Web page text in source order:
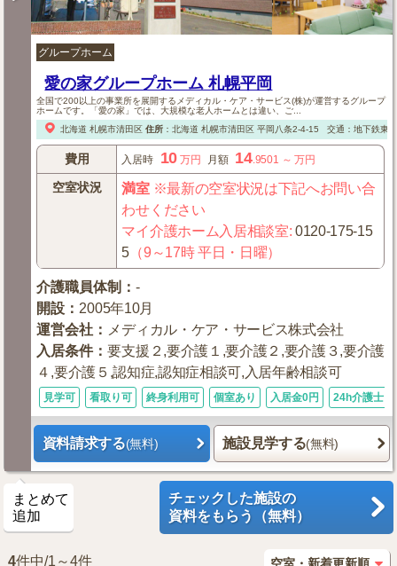
グループホーム
愛の家グループホーム 札幌平岡
全国で200以上の事業所を展開するメディカル・ケア・サービス(株)が運営するグループ
ホームです。「愛の家」では、大規模な老人ホームとは違い、ご...
北海道 札幌市清田区 住所： 北海道 札幌市清田区平岡八条2-4-15 交通：地下鉄東
費用 入居時 10 万円 月額 14.9501 ～万円
空室状況 満室※最新の空室状況は下記へお問い合
わせください
マイ介護ホーム入居相談室:0120-175-15
5 （9～17時 平日・日曜）
介護職員体制 ：-
開設 ： 2005年10月
運営会社 ： メディカル・ケア・サービス株式会社
入居条件：要支援２,要介護１,要介護２,要介護３,要介護
４,要介護５,認知症,認知症相談可,入居年齢相談可
見学可 看取り可 終身利用可 個室あり 入居金0円 24h介護士
資料請求する(無料) 施設見学する(無料)
まとめて
追加
チェックした施設の
資料をもらう（無料）
4件中/1～4件